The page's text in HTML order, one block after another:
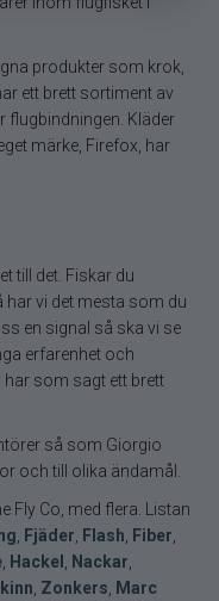
produkter som krok,
ett brett sortiment av
flugbindningen. Kläder
märke, Firefox, har
till det. Fiskar du
vi det mesta som du
en signal så ska vi se
erfarenhet och
har som sagt ett brett
så som Giorgio
och till olika ändamål.
Fly Co, med flera. Listan
Fjäder Flash Fiber
Hackel Nackar
Zonkers Marc